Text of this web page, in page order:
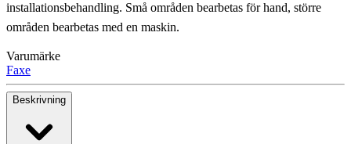
installationsbehandling. Små områden bearbetas för hand, större
områden bearbetas med en maskin.
Varumärke
Faxe
Beskrivning